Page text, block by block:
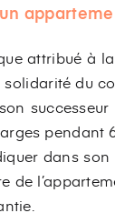
attribué à
solidarité du
pendant
dans
de